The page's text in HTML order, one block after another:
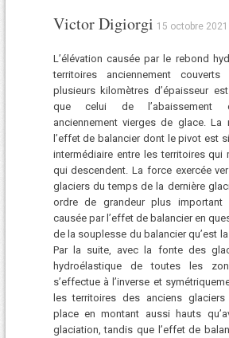
Victor Digiorgi 15 octobre
L’élévation causée par le rebond
territoires anciennement
plusieurs kilomètres d’épaisseur
que celui de l’abaissement
anciennement vierges de glace. La
l’effet de balancier dont le pivot est
intermédiaire entre les territoires qui
qui descendent. La force exercée
glaciers du temps de la dernière
ordre de grandeur plus important
causée par l’effet de balancier en
de la souplesse du balancier qu’est
Par la suite, avec la fonte des
hydroélastique de toutes les
s’effectue à l’inverse et
les territoires des anciens glaciers
place en montant aussi hauts
glaciation, tandis que l’effet de